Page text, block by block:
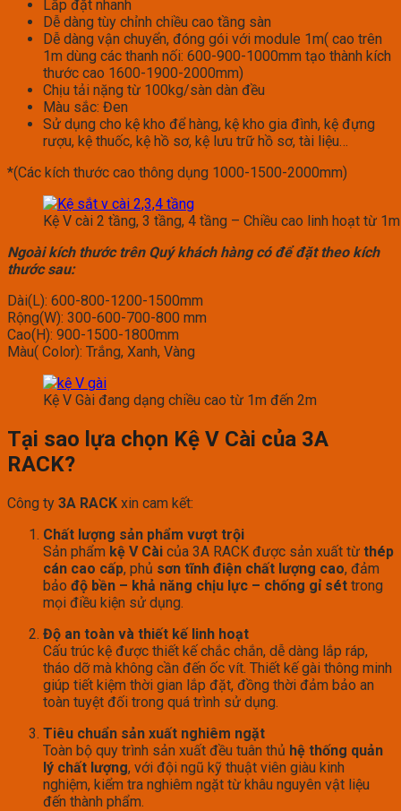
Lắp đặt nhanh
Dễ dàng tùy chỉnh chiều cao tầng sàn
Dễ dàng vận chuyển, đóng gói với module 1m( cao trên
1m dùng các thanh nối: 600-900-1000mm tạo thành kích
thước cao 1600-1900-2000mm)
Chịu tải nặng từ 100kg/sàn dàn đều
Màu sắc: Đen
Sử dụng cho kệ kho để hàng, kệ kho gia đình, kệ đựng
rượu, kệ thuốc, kệ hồ sơ, kệ lưu trữ hồ sơ, tài liệu…
*(Các kích thước cao thông dụng 1000-1500-2000mm)
Kệ V cài 2 tầng, 3 tầng, 4 tầng – Chiều cao linh hoạt từ
Ngoài kích thước trên Quý khách hàng có để đặt theo kích
thước sau:
Dài(L): 600-800-1200-1500mm
Rộng(W): 300-600-700-800 mm
Cao(H): 900-1500-1800mm
Màu( Color): Trắng, Xanh, Vàng
Kệ V Gài đang dạng chiều cao từ 1m đến 2m
Tại sao lựa chọn Kệ V Cài của 3A
RACK?
Công ty 3A RACK xin cam kết:
Chất lượng sản phẩm vượt trội
Sản phẩm kệ V Cài của 3A RACK được sản xuất từ thép
cán cao cấp, phủ sơn tĩnh điện chất lượng cao, đảm
bảo độ bền – khả năng chịu lực – chống gỉ sét trong
mọi điều kiện sử dụng.
Độ an toàn và thiết kế linh hoạt
Cấu trúc kệ được thiết kế chắc chắn, dễ dàng lắp ráp,
tháo dỡ mà không cần đến ốc vít. Thiết kế gài thông minh
giúp tiết kiệm thời gian lắp đặt, đồng thời đảm bảo an
toàn tuyệt đối trong quá trình sử dụng.
Tiêu chuẩn sản xuất nghiêm ngặt
Toàn bộ quy trình sản xuất đều tuân thủ hệ thống quản
lý chất lượng, với đội ngũ kỹ thuật viên giàu kinh
nghiệm, kiểm tra nghiêm ngặt từ khâu nguyên vật liệu
đến thành phẩm.